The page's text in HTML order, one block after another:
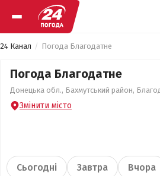
24 Канал Погода Благодатне
Погода Благодатне
Донецька обл., Бахмутський район,
Змінити місто
Сьогодні Завтра Вчора